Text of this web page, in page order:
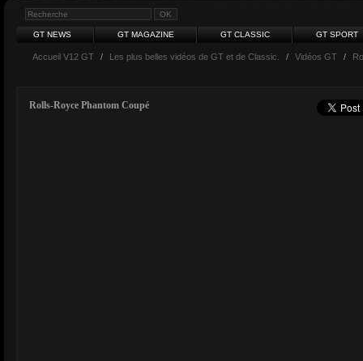
GT NEWS GT MAGAZINE GT CLASSIC GT SPORT
Accueil V12 GT / Les plus belles vidéos de GT et de Classic. / Vidéos GT /
Rolls-Royce Phantom Coupé